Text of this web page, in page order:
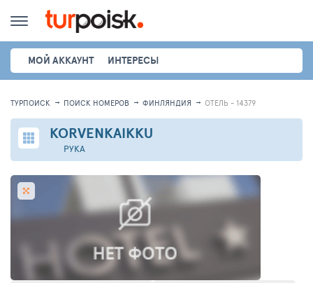
МОЙ АККАУНТ ИНТЕРЕСЫ
ТУРПОИСК ПОИСК НОМЕРОВ ФИНЛЯНДИЯ ОТЕЛЬ - 14379
KORVENKAIKKU
РУКА